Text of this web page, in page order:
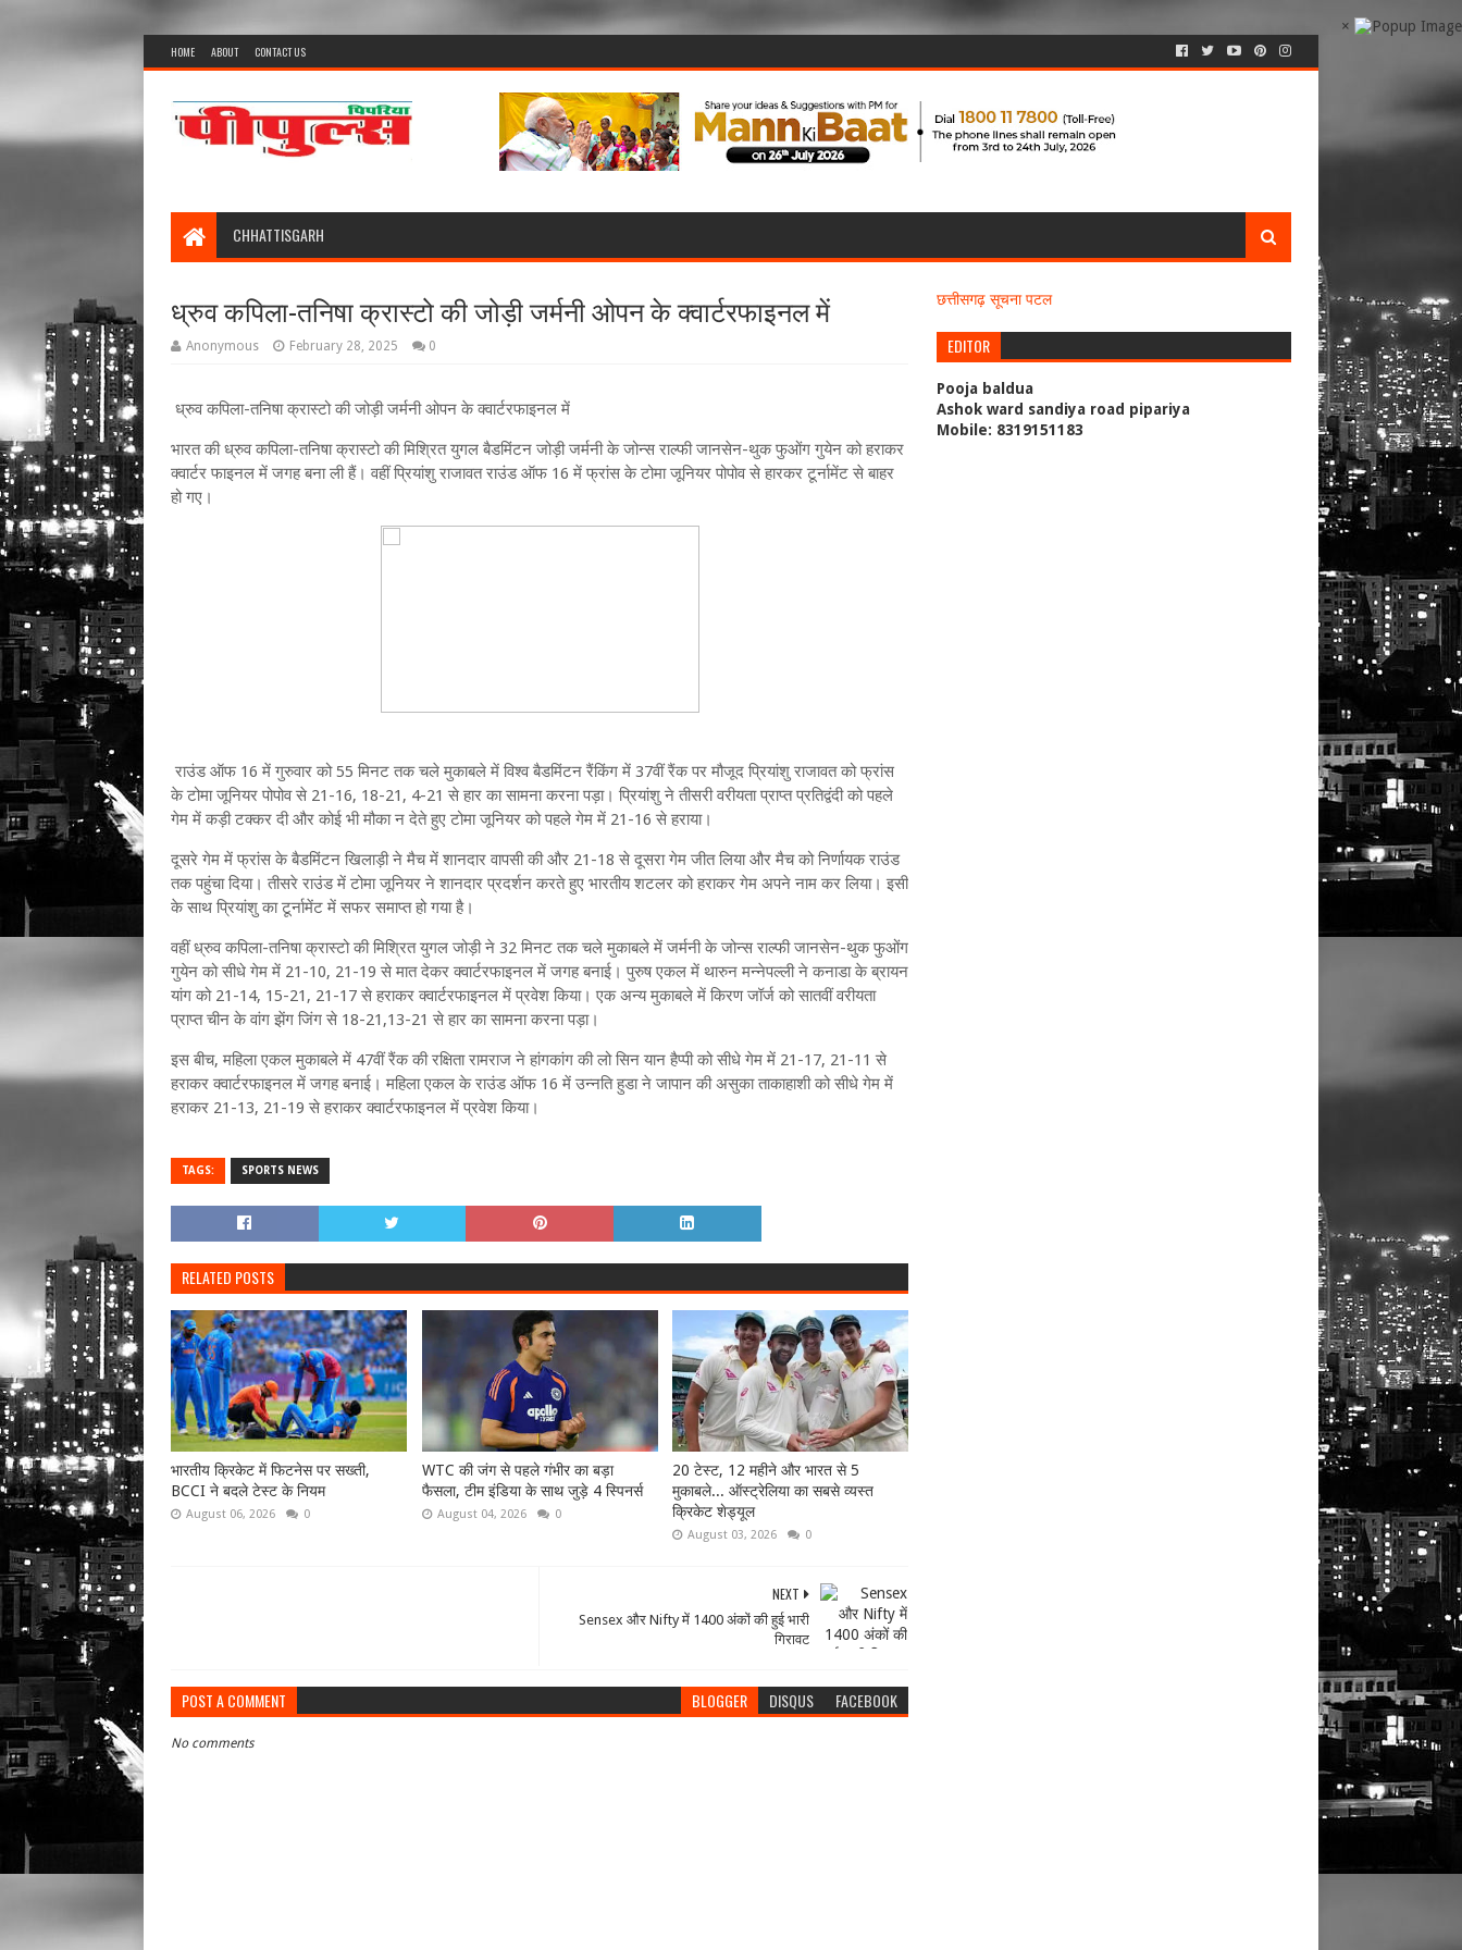
×
HOME ABOUT CONTACT US
CHHATTISGARH
ध्रुव कपिला-तनिषा क्रास्टो की जोड़ी जर्मनी ओपन के क्वार्टरफाइनल में
Anonymous February 28, 2025 0
ध्रुव कपिला-तनिषा क्रास्टो की जोड़ी जर्मनी ओपन के क्वार्टरफाइनल में
भारत की ध्रुव कपिला-तनिषा क्रास्टो की मिश्रित युगल बैडमिंटन जोड़ी जर्मनी के जोन्स राल्फी जानसेन-थुक फुओंग गुयेन को हराकर
क्वार्टर फाइनल में जगह बना ली हैं। वहीं प्रियांशु राजावत राउंड ऑफ 16 में फ्रांस के टोमा जूनियर पोपोव से हारकर टूर्नामेंट से बाहर
हो गए।
राउंड ऑफ 16 में गुरुवार को 55 मिनट तक चले मुकाबले में विश्व बैडमिंटन रैंकिंग में 37वीं रैंक पर मौजूद प्रियांशु राजावत को फ्रांस
के टोमा जूनियर पोपोव से 21-16, 18-21, 4-21 से हार का सामना करना पड़ा। प्रियांशु ने तीसरी वरीयता प्राप्त प्रतिद्वंदी को पहले
गेम में कड़ी टक्कर दी और कोई भी मौका न देते हुए टोमा जूनियर को पहले गेम में 21-16 से हराया।
दूसरे गेम में फ्रांस के बैडमिंटन खिलाड़ी ने मैच में शानदार वापसी की और 21-18 से दूसरा गेम जीत लिया और मैच को निर्णायक राउंड
तक पहुंचा दिया। तीसरे राउंड में टोमा जूनियर ने शानदार प्रदर्शन करते हुए भारतीय शटलर को हराकर गेम अपने नाम कर लिया। इसी
के साथ प्रियांशु का टूर्नामेंट में सफर समाप्त हो गया है।
वहीं ध्रुव कपिला-तनिषा क्रास्टो की मिश्रित युगल जोड़ी ने 32 मिनट तक चले मुकाबले में जर्मनी के जोन्स राल्फी जानसेन-थुक फुओंग
गुयेन को सीधे गेम में 21-10, 21-19 से मात देकर क्वार्टरफाइनल में जगह बनाई। पुरुष एकल में थारुन मन्नेपल्ली ने कनाडा के ब्रायन
यांग को 21-14, 15-21, 21-17 से हराकर क्वार्टरफाइनल में प्रवेश किया। एक अन्य मुकाबले में किरण जॉर्ज को सातवीं वरीयता
प्राप्त चीन के वांग झेंग जिंग से 18-21,13-21 से हार का सामना करना पड़ा।
इस बीच, महिला एकल मुकाबले में 47वीं रैंक की रक्षिता रामराज ने हांगकांग की लो सिन यान हैप्पी को सीधे गेम में 21-17, 21-11 से
हराकर क्वार्टरफाइनल में जगह बनाई। महिला एकल के राउंड ऑफ 16 में उन्नति हुडा ने जापान की असुका ताकाहाशी को सीधे गेम में
हराकर 21-13, 21-19 से हराकर क्वार्टरफाइनल में प्रवेश किया।
TAGS: SPORTS NEWS
RELATED POSTS
भारतीय क्रिकेट में फिटनेस पर सख्ती,
BCCI ने बदले टेस्ट के नियम
August 06, 2026 0
WTC की जंग से पहले गंभीर का बड़ा
फैसला, टीम इंडिया के साथ जुड़े 4 स्पिनर्स
August 04, 2026 0
20 टेस्ट, 12 महीने और भारत से 5
मुकाबले... ऑस्ट्रेलिया का सबसे व्यस्त
क्रिकेट शेड्यूल
August 03, 2026 0
NEXT
Sensex और Nifty में 1400 अंकों की हुई भारी
गिरावट
POST A COMMENT BLOGGER DISQUS FACEBOOK
No comments
छत्तीसगढ़ सूचना पटल
EDITOR
Pooja baldua
Ashok ward sandiya road pipariya
Mobile: 8319151183